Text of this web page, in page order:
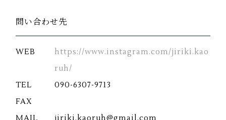
問い合わせ先
WEB
https://www.instagram.com/jiriki.kao
ruh/
TEL
090-6307-9713
FAX
MAIL
jiriki.kaoruh@gmail.com